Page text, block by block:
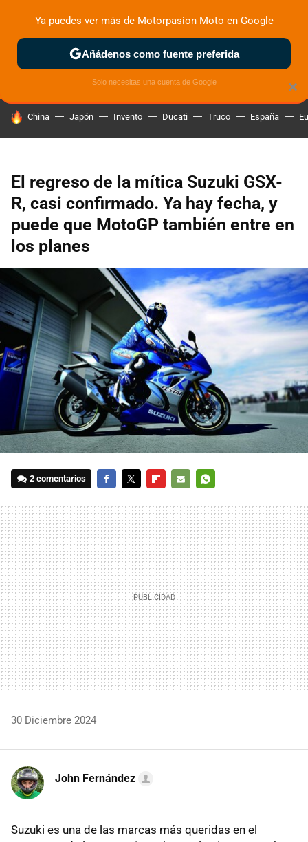
ZONA DE PRUEBAS DEPORTIVAS MOTOS ELÉCTRICAS
HOY SE HABLA DE
China Japón Invento Ducati Truco España
El regreso de la mítica Suzuki GSX-
R, casi confirmado. Ya hay fecha, y
puede que MotoGP también entre en
los planes
2 comentarios
MAIL
30 Diciembre 2024
John Fernández
Suzuki es una de las marcas más queridas en el
×
Ya puedes ver más de Motorpasion Moto en Google
Añádenos como fuente preferida
Solo necesitas una cuenta de Google